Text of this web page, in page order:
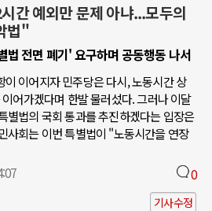
간 예외만 문제 아냐...모두의
법"
법 전면 폐기' 요구하며 공동행동 나서
이어지자 민주당은 다시, 노동시간 상
어가겠다며 한발 물러섰다. 그러나 이달
별법의 국회 통과를 추진하겠다는 입장은
사회는 이번 특별법이 "노동시간을 연장
0
기사수정